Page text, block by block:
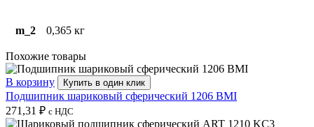
m_2 0,365 кг
Похожие товары
В корзину Купить в один клик
Подшипник шариковый сферический 1206 BMI
271,31 ₽ с НДС